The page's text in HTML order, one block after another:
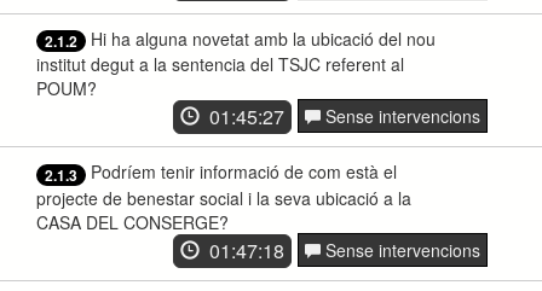
2.1.2
Hi ha alguna novetat amb la ubicació del nou
institut degut a la sentencia del TSJC referent al
POUM?
01:45:27 Sense intervencions
2.1.3
Podríem tenir informació de com està el
projecte de benestar social i la seva ubicació a la
CASA DEL CONSERGE?
01:47:18 Sense intervencions